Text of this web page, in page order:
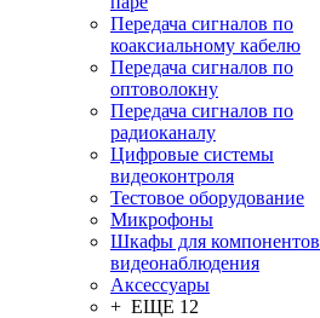
Передача сигналов по
коаксиальному кабелю
Передача сигналов по
оптоволокну
Передача сигналов по
радиоканалу
Цифровые системы
видеоконтроля
Тестовое оборудование
Микрофоны
Шкафы для компонентов
видеонаблюдения
Аксессуары
+ ЕЩЕ 12